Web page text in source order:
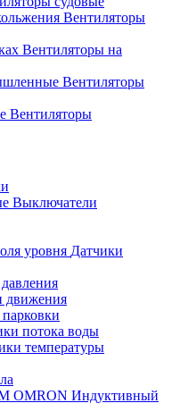
Вентиляторы
Вентиляторы на
Вентиляторы
Вентиляторы
Выключатели
Датчики
движения
потока воды
температуры
Индуктивный